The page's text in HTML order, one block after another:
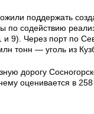
поддержать
по содействию
и 9). Через порт по
тонн — уголь из
дорогу
оценивается в